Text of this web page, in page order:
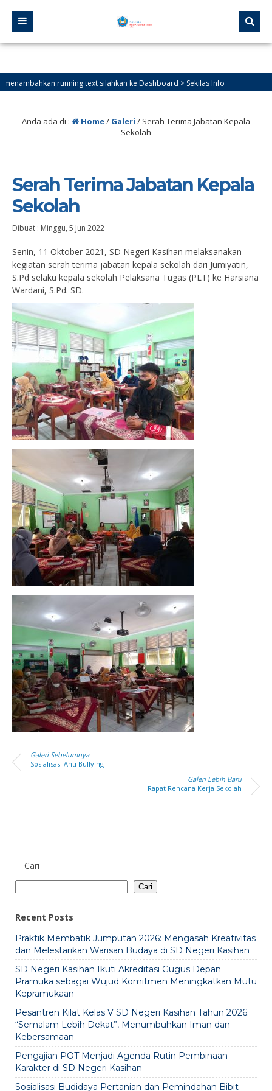
running text silahkan ke Dashboard > Sekilas Info
Anda ada di : Home/ Galeri / Serah Terima Jabatan Kepala
Sekolah
Serah Terima Jabatan Kepala
Sekolah
Dibuat : Minggu, 5 Jun 2022
Senin, 11 Oktober 2021, SD Negeri Kasihan melaksanakan
kegiatan serah terima jabatan kepala sekolah dari Jumiyatin,
S.Pd selaku kepala sekolah Pelaksana Tugas (PLT) ke Harsiana
Wardani, S.Pd. SD.
Galeri Sebelumnya
Sosialisasi Anti Bullying
Galeri Lebih Baru
Rapat Rencana Kerja Sekolah
Cari
Cari
Recent Posts
Praktik Membatik Jumputan 2026: Mengasah Kreativitas
dan Melestarikan Warisan Budaya di SD Negeri Kasihan
SD Negeri Kasihan Ikuti Akreditasi Gugus Depan
Pramuka sebagai Wujud Komitmen Meningkatkan Mutu
Kepramukaan
Pesantren Kilat Kelas V SD Negeri Kasihan Tahun 2026:
“Semalam Lebih Dekat”, Menumbuhkan Iman dan
Kebersamaan
Pengajian POT Menjadi Agenda Rutin Pembinaan
Karakter di SD Negeri Kasihan
Sosialisasi Budidaya Pertanian dan Pemindahan Bibit